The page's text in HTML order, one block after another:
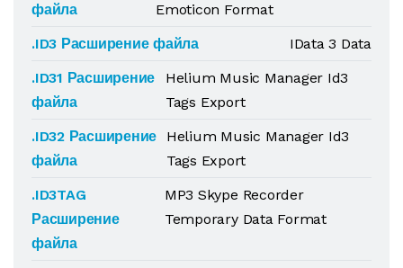
файла
Emoticon Format
.ID3 Расширение файла
IData 3 Data
.ID31 Расширение
файла
Helium Music Manager Id3
Tags Export
.ID32 Расширение
файла
Helium Music Manager Id3
Tags Export
.ID3TAG
Расширение
файла
MP3 Skype Recorder
Temporary Data Format